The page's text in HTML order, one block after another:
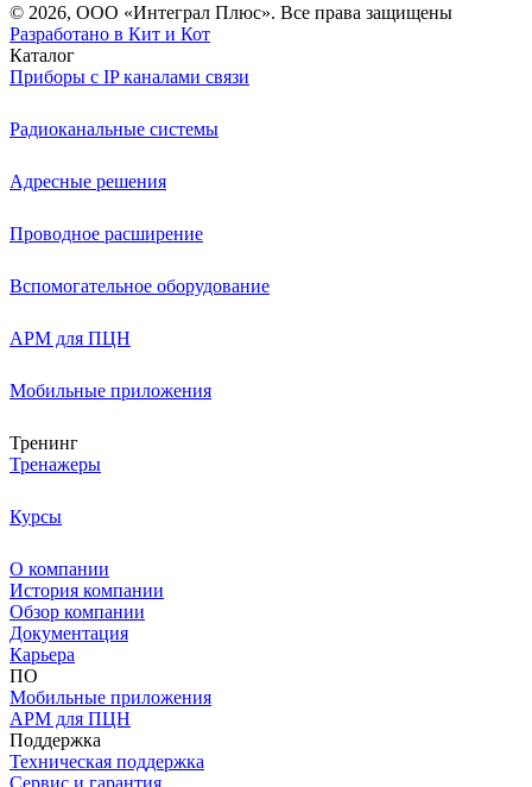
© 2026, ООО «Интеграл Плюс». Все права защищены
Разработано в Кит и Кот
Каталог
Приборы с IP каналами связи
Радиоканальные системы
Адресные решения
Проводное расширение
Вспомогательное оборудование
АРМ для ПЦН
Мобильные приложения
Тренинг
Тренажеры
Курсы
О компании
История компании
Обзор компании
Документация
Карьера
ПО
Мобильные приложения
АРМ для ПЦН
Поддержка
Техническая поддержка
Сервис и гарантия